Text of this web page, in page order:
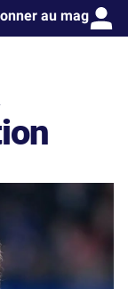
au mag